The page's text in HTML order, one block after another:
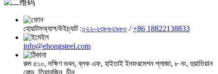
হোয়াটসঅ্যাপ/উইচ্যাট :০২২-২৩৮৬২৯৮০ / +86 18822138833
info@ehongsteel.com
রুম ৫১০, দক্ষিণ ভবন, ব্লক এফ, হাইতাই ইনফরমেশন প্লাজা, ৮ নং, হুয়াতিয়ান